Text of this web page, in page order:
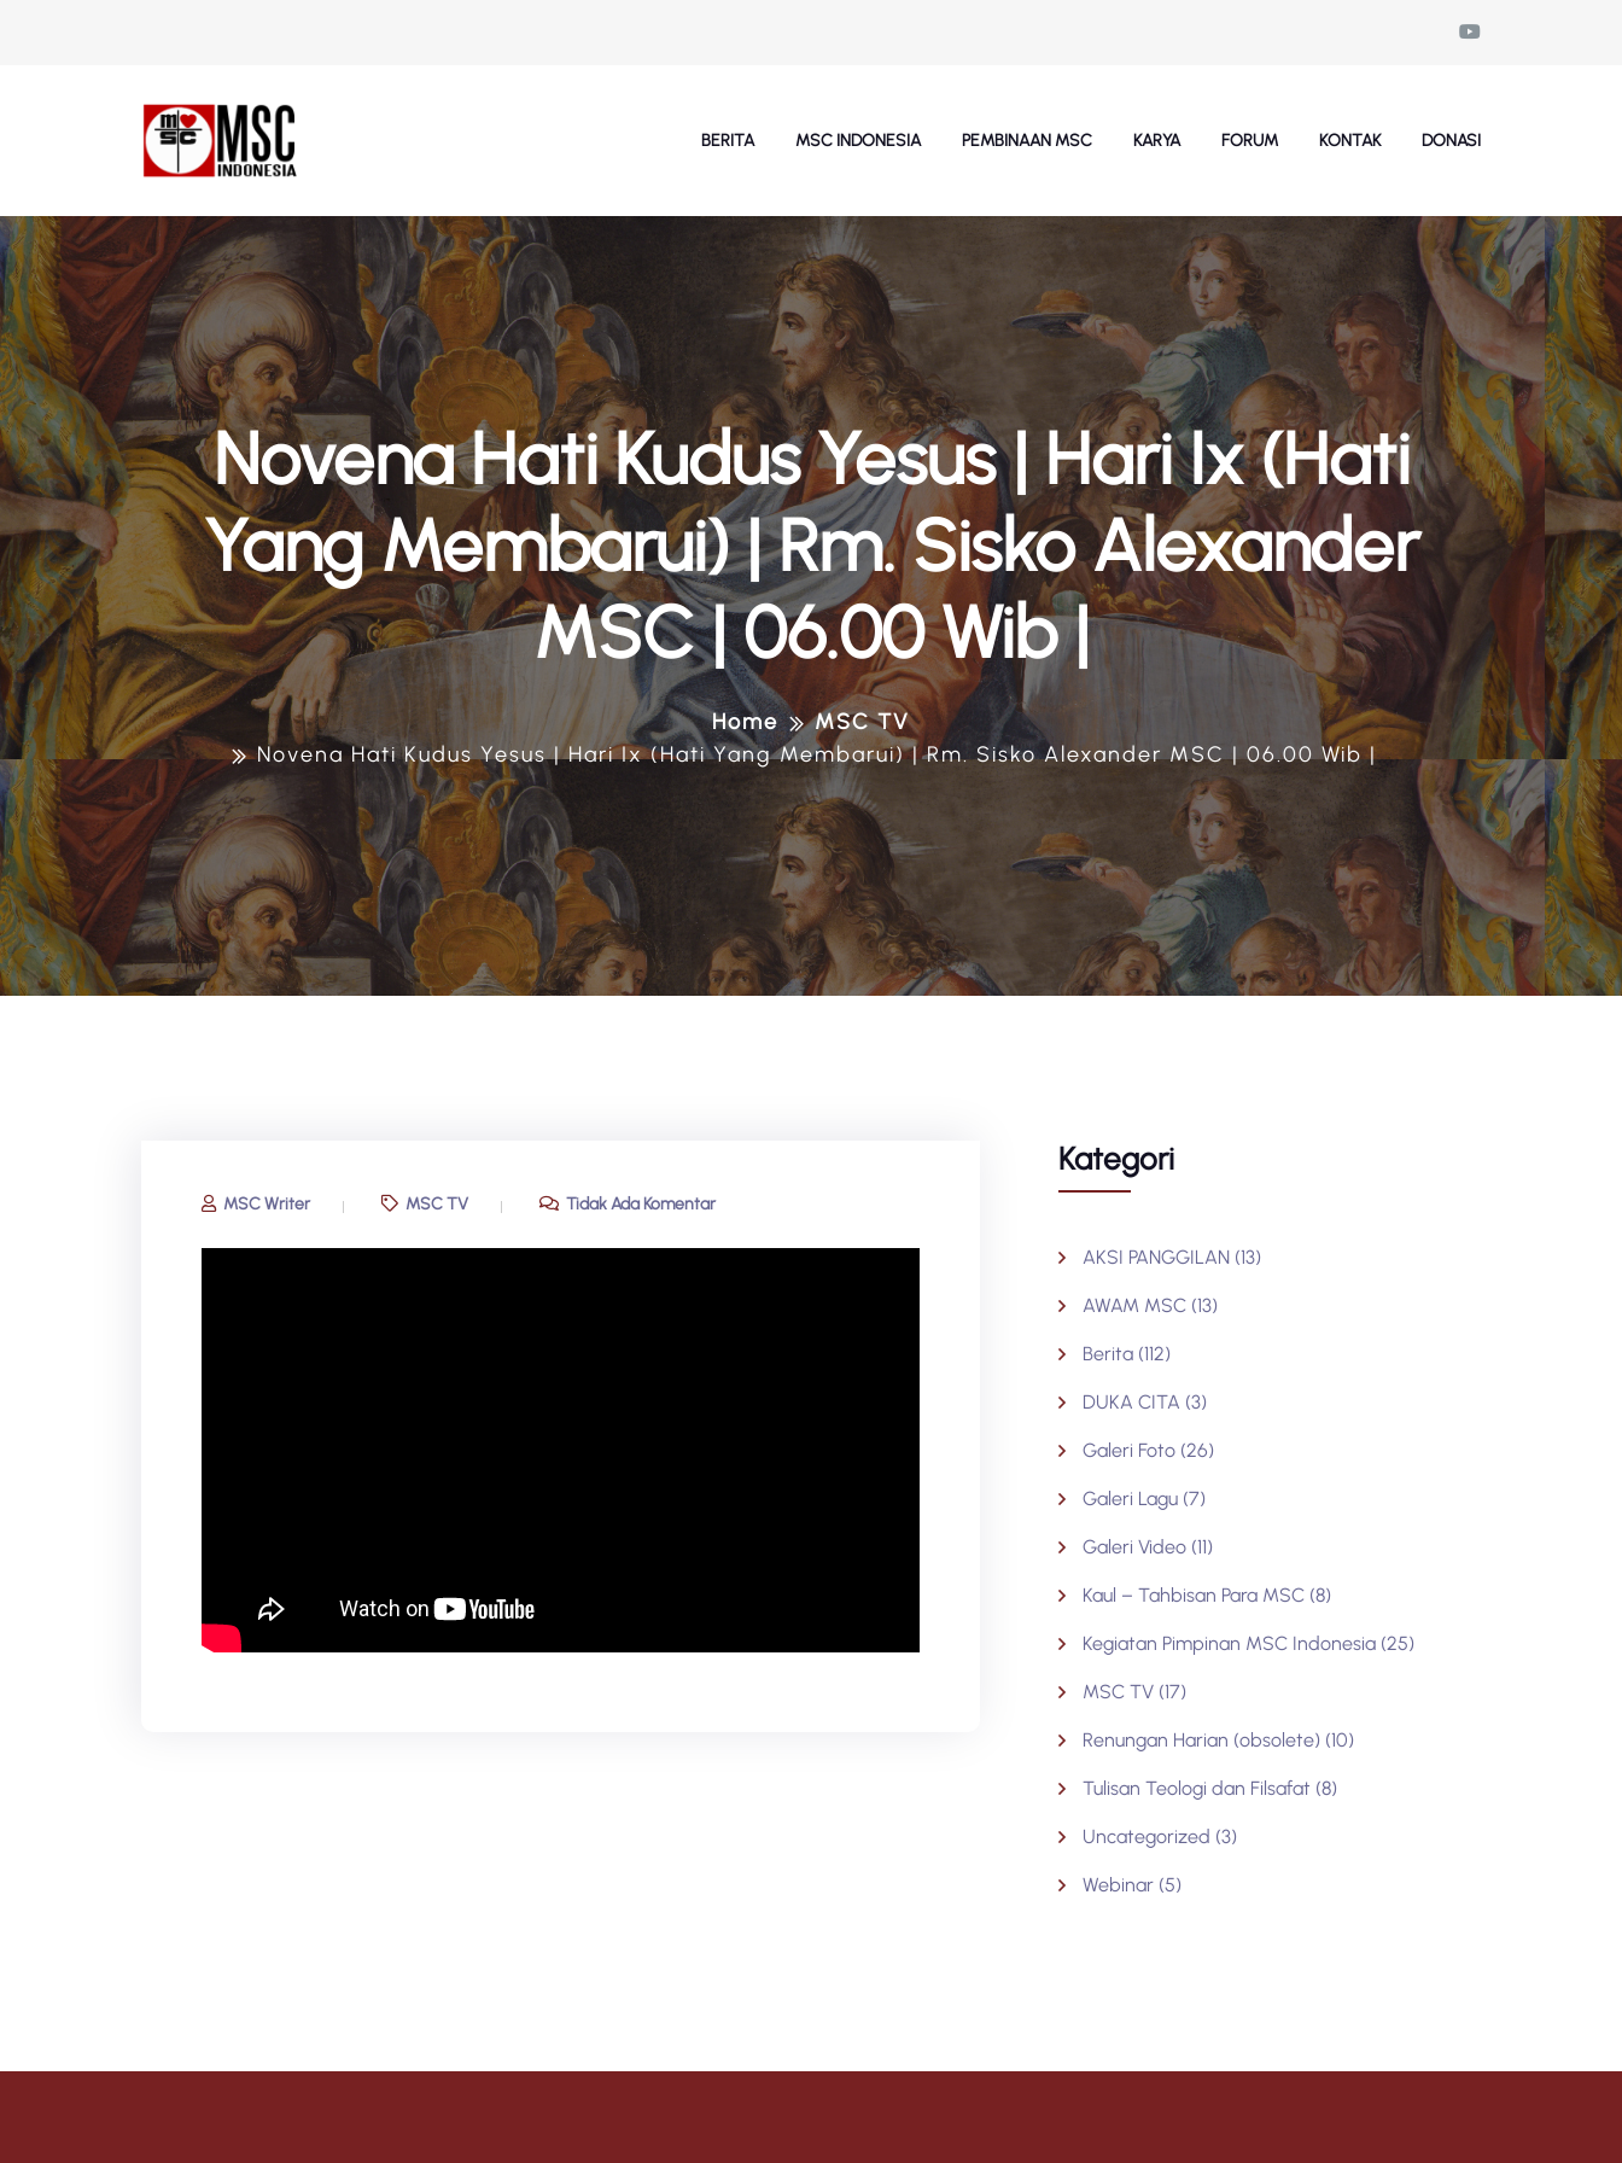
BERITA MSC INDONESIA PEMBINAAN MSC KARYA FORUM KONTAK DONASI
Novena Hati Kudus Yesus | Hari Ix (Hati
Yang Membarui) | Rm. Sisko Alexander
MSC | 06.00 Wib |
Home
MSC TV
Novena Hati Kudus Yesus | Hari Ix (Hati Yang Membarui) | Rm. Sisko Alexander MSC | 06.00 Wib |
MSC Writer MSC TV Tidak Ada Komentar
Kategori
AKSI PANGGILAN (13)
AWAM MSC (13)
Berita (112)
DUKA CITA (3)
Galeri Foto (26)
Galeri Lagu (7)
Galeri Video (11)
Kaul – Tahbisan Para MSC (8)
Kegiatan Pimpinan MSC Indonesia (25)
MSC TV (17)
Renungan Harian (obsolete) (10)
Tulisan Teologi dan Filsafat (8)
Uncategorized (3)
Webinar (5)